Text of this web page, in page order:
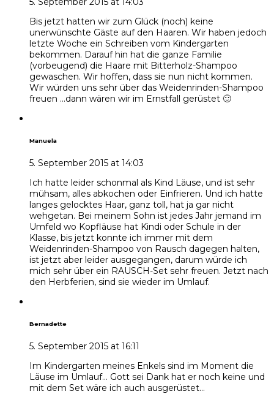
Bis jetzt hatten wir zum Glück (noch) keine
unerwünschte Gäste auf den Haaren. Wir haben jedoch
letzte Woche ein Schreiben vom Kindergarten
bekommen. Darauf hin hat die ganze Familie
(vorbeugend) die Haare mit Bitterholz-Shampoo
gewaschen. Wir hoffen, dass sie nun nicht kommen.
Wir würden uns sehr über das Weidenrinden-Shampoo
freuen …dann wären wir im Ernstfall gerüstet 🙂
Manuela
5. September 2015 at 14:03
Ich hatte leider schonmal als Kind Läuse, und ist sehr
mühsam, alles abkochen oder Einfrieren. Und ich hatte
langes gelocktes Haar, ganz toll, hat ja gar nicht
wehgetan. Bei meinem Sohn ist jedes Jahr jemand im
Umfeld wo Kopfläuse hat Kindi oder Schule in der
Klasse, bis jetzt konnte ich immer mit dem
Weidenrinden-Shampoo von Rausch dagegen halten,
ist jetzt aber leider ausgegangen, darum würde ich
mich sehr über ein RAUSCH-Set sehr freuen. Jetzt nach
den Herbferien, sind sie wieder im Umlauf.
Bernadette
5. September 2015 at 16:11
Im Kindergarten meines Enkels sind im Moment die
Läuse im Umlauf… Gott sei Dank hat er noch keine und
mit dem Set wäre ich auch ausgerüstet…